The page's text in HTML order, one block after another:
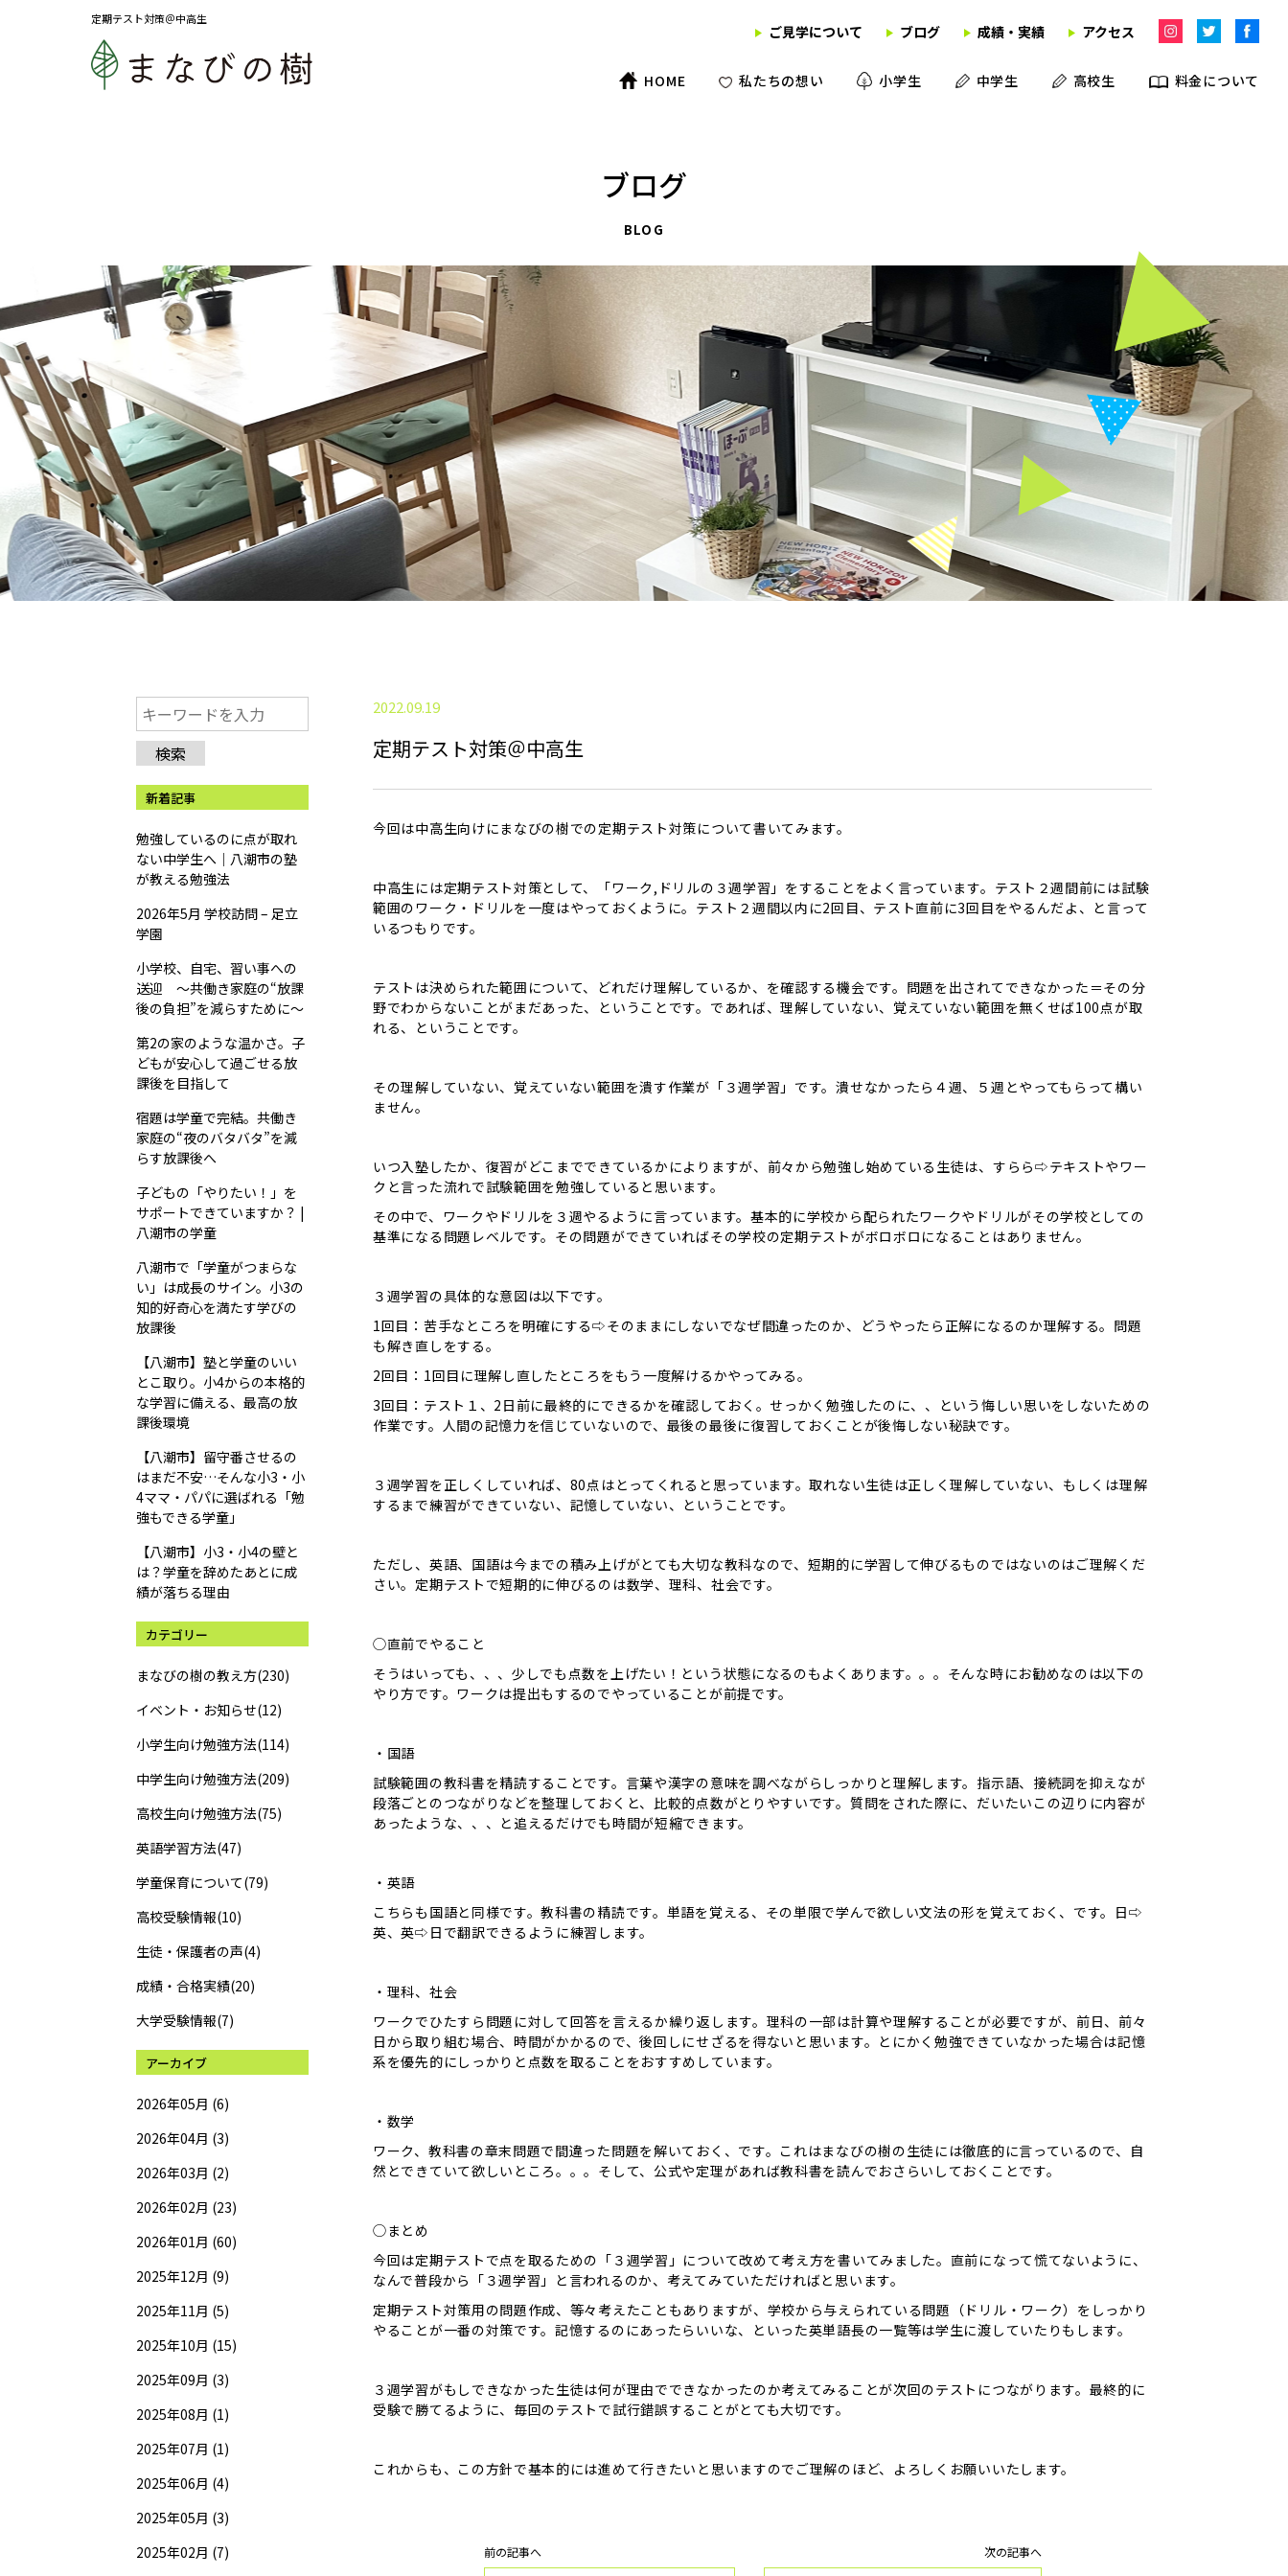
定期テスト対策＠中高生
ご見学について ブログ 成績・実績 アクセス
HOME 私たちの想い
小学生
中学生 高校生 料金について
ブログ
BLOG
検索
新着記事
勉強しているのに点が取れ
ない中学生へ｜八潮市の塾
が教える勉強法
2026年5月 学校訪問 – 足立
学園
小学校、自宅、習い事への
送迎 ～共働き家庭の“放課
後の負担”を減らすために～
第2の家のような温かさ。子
どもが安心して過ごせる放
課後を目指して
宿題は学童で完結。共働き
家庭の“夜のバタバタ”を減
らす放課後へ
子どもの「やりたい！」を
サポートできていますか？ |
八潮市の学童
八潮市で「学童がつまらな
い」は成長のサイン。小3の
知的好奇心を満たす学びの
放課後
【八潮市】塾と学童のいい
とこ取り。小4からの本格的
な学習に備える、最高の放
課後環境
【八潮市】留守番させるの
はまだ不安…そんな小3・小
4ママ・パパに選ばれる「勉
強もできる学童」
【八潮市】小3・小4の壁と
は？学童を辞めたあとに成
績が落ちる理由
カテゴリー
まなびの樹の教え方(230)
イベント・お知らせ(12)
小学生向け勉強方法(114)
中学生向け勉強方法(209)
高校生向け勉強方法(75)
英語学習方法(47)
学童保育について(79)
高校受験情報(10)
生徒・保護者の声(4)
成績・合格実績(20)
大学受験情報(7)
アーカイブ
2026年05月 (6)
2026年04月 (3)
2026年03月 (2)
2026年02月 (23)
2026年01月 (60)
2025年12月 (9)
2025年11月 (5)
2025年10月 (15)
2025年09月 (3)
2025年08月 (1)
2025年07月 (1)
2025年06月 (4)
2025年05月 (3)
2025年02月 (7)
2022.09.19
定期テスト対策＠中高生
今回は中高生向けにまなびの樹での定期テスト対策について書いてみます。
中高生には定期テスト対策として、「ワーク,ドリルの３週学習」をすることをよく言っています。テスト２週間前には試験
範囲のワーク・ドリルを一度はやっておくように。テスト２週間以内に2回目、テスト直前に3回目をやるんだよ、と言って
いるつもりです。
テストは決められた範囲について、どれだけ理解しているか、を確認する機会です。問題を出されてできなかった＝その分
野でわからないことがまだあった、ということです。であれば、理解していない、覚えていない範囲を無くせば100点が取
れる、ということです。
その理解していない、覚えていない範囲を潰す作業が「３週学習」です。潰せなかったら４週、５週とやってもらって構い
ません。
いつ入塾したか、復習がどこまでできているかによりますが、前々から勉強し始めている生徒は、すらら⇨テキストやワー
クと言った流れで試験範囲を勉強していると思います。
その中で、ワークやドリルを３週やるように言っています。基本的に学校から配られたワークやドリルがその学校としての
基準になる問題レベルです。その問題ができていればその学校の定期テストがボロボロになることはありません。
３週学習の具体的な意図は以下です。
1回目：苦手なところを明確にする⇨そのままにしないでなぜ間違ったのか、どうやったら正解になるのか理解する。問題
も解き直しをする。
2回目：1回目に理解し直したところをもう一度解けるかやってみる。
3回目：テスト１、2日前に最終的にできるかを確認しておく。せっかく勉強したのに、、という悔しい思いをしないための
作業です。人間の記憶力を信じていないので、最後の最後に復習しておくことが後悔しない秘訣です。
３週学習を正しくしていれば、80点はとってくれると思っています。取れない生徒は正しく理解していない、もしくは理解
するまで練習ができていない、記憶していない、ということです。
ただし、英語、国語は今までの積み上げがとても大切な教科なので、短期的に学習して伸びるものではないのはご理解くだ
さい。定期テストで短期的に伸びるのは数学、理科、社会です。
◯直前でやること
そうはいっても、、、少しでも点数を上げたい！という状態になるのもよくあります。。。そんな時にお勧めなのは以下の
やり方です。ワークは提出もするのでやっていることが前提です。
・国語
試験範囲の教科書を精読することです。言葉や漢字の意味を調べながらしっかりと理解します。指示語、接続詞を抑えなが
段落ごとのつながりなどを整理しておくと、比較的点数がとりやすいです。質問をされた際に、だいたいこの辺りに内容が
あったような、、、と追えるだけでも時間が短縮できます。
・英語
こちらも国語と同様です。教科書の精読です。単語を覚える、その単限で学んで欲しい文法の形を覚えておく、です。日⇨
英、英⇨日で翻訳できるように練習します。
・理科、社会
ワークでひたすら問題に対して回答を言えるか繰り返します。理科の一部は計算や理解することが必要ですが、前日、前々
日から取り組む場合、時間がかかるので、後回しにせざるを得ないと思います。とにかく勉強できていなかった場合は記憶
系を優先的にしっかりと点数を取ることをおすすめしています。
・数学
ワーク、教科書の章末問題で間違った問題を解いておく、です。これはまなびの樹の生徒には徹底的に言っているので、自
然とできていて欲しいところ。。。そして、公式や定理があれば教科書を読んでおさらいしておくことです。
◯まとめ
今回は定期テストで点を取るための「３週学習」について改めて考え方を書いてみました。直前になって慌てないように、
なんで普段から「３週学習」と言われるのか、考えてみていただければと思います。
定期テスト対策用の問題作成、等々考えたこともありますが、学校から与えられている問題（ドリル・ワーク）をしっかり
やることが一番の対策です。記憶するのにあったらいいな、といった英単語長の一覧等は学生に渡していたりもします。
３週学習がもしできなかった生徒は何が理由でできなかったのか考えてみることが次回のテストにつながります。最終的に
受験で勝てるように、毎回のテストで試行錯誤することがとても大切です。
これからも、この方針で基本的には進めて行きたいと思いますのでご理解のほど、よろしくお願いいたします。
前の記事へ 次の記事へ